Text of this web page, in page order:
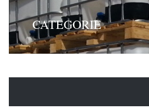
CATEGORIE